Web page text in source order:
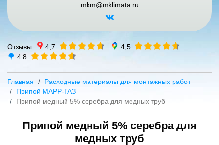
mkm@mklimata.ru
Отзывы: 4,7
4,5
4,8
Главная
Расходные материалы для монтажных работ
Припой МАРР-ГАЗ
Припой медный 5% серебра для медных труб
Припой медный 5% серебра для
медных труб